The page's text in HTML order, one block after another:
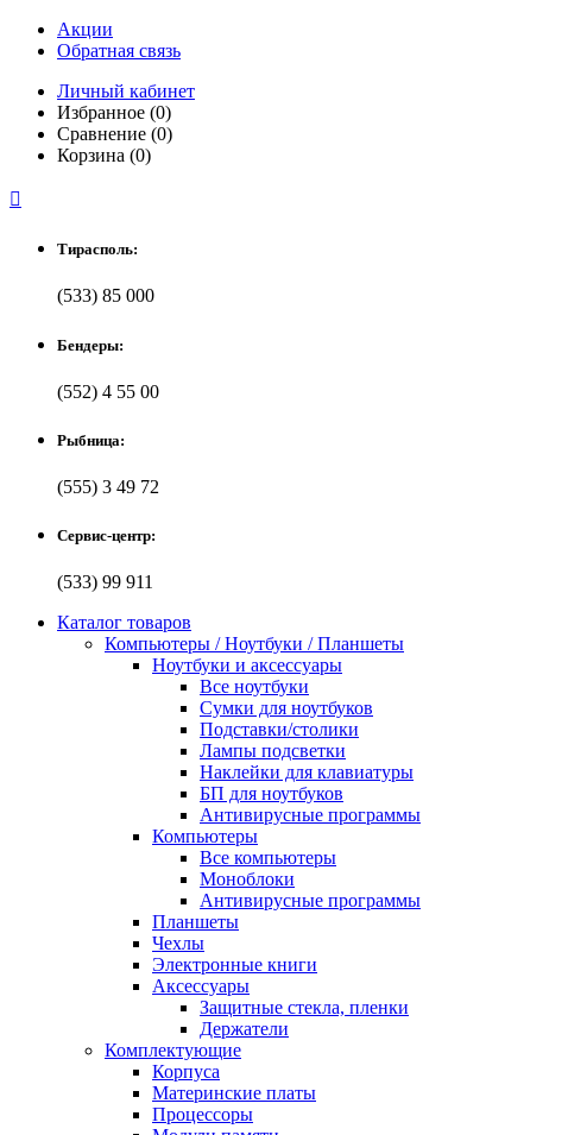
Акции
Обратная связь
Личный кабинет
Избранное (0)
Сравнение (0)
Корзина (0)

Тирасполь:
(533) 85 000
Бендеры:
(552) 4 55 00
Рыбница:
(555) 3 49 72
Сервис-центр:
(533) 99 911
Каталог товаров
Компьютеры / Ноутбуки / Планшеты
Ноутбуки и аксессуары
Все ноутбуки
Сумки для ноутбуков
Подставки/столики
Лампы подсветки
Наклейки для клавиатуры
БП для ноутбуков
Антивирусные программы
Компьютеры
Все компьютеры
Моноблоки
Антивирусные программы
Планшеты
Чехлы
Электронные книги
Аксессуары
Защитные стекла, пленки
Держатели
Комплектующие
Корпуса
Материнские платы
Процессоры